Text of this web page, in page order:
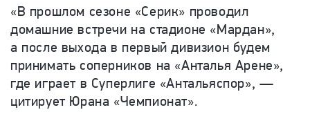
«В прошлом сезоне «Серик» проводил
домашние встречи на стадионе «Мардан»,
а после выхода в первый дивизион будем
принимать соперников на «Анталья Арене»,
где играет в Суперлиге «Антальяспор», —
цитирует Юрана «Чемпионат».